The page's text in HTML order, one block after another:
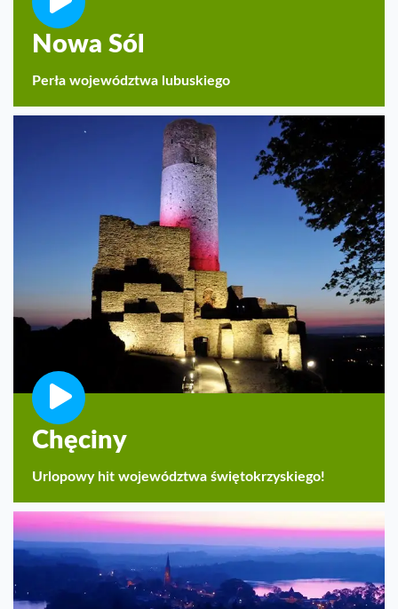
Nowa Sól
Perła województwa lubuskiego
Chęciny
Urlopowy hit województwa świętokrzyskiego!